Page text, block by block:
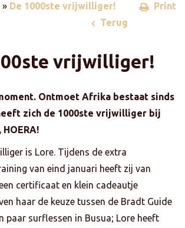
» De 1000ste vrijwilliger!
Print
Terug
vrijwilliger!
Ontmoet Afrika bestaat sinds
zich de 1000ste vrijwilliger bij
is Lore. Tijdens de extra
van eind januari heeft zij van
certificaat en klein cadeautje
haar de keuze tussen de Bradt Guide
paar surflessen in Busua; Lore heeft